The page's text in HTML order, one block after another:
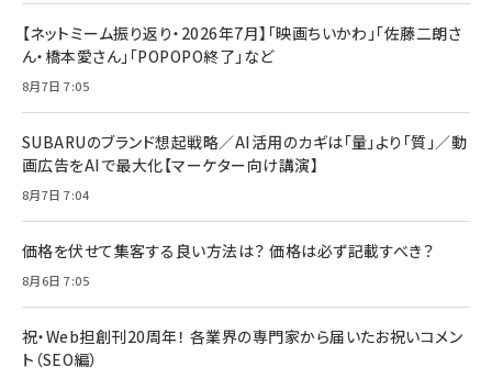
【ネットミーム振り返り・2026年7月】「映画ちいかわ」「佐藤二朗さ
ん・橋本愛さん」「POPOPO終了」など
8月7日 7:05
SUBARUのブランド想起戦略／AI活用のカギは「量」より「質」／動
画広告をAIで最大化【マーケター向け講演】
8月7日 7:04
価格を伏せて集客する良い方法は？ 価格は必ず記載すべき？
8月6日 7:05
祝・Web担創刊20周年！ 各業界の専門家から届いたお祝いコメン
ト（SEO編）